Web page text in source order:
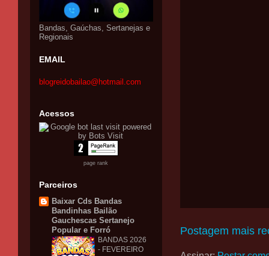
Postagem mais
Bandas, Gaúchas, Sertanejas e
Regionais
EMAIL
blogreidobailao@hotmail.com
Acessos
page rank
Parceiros
Baixar Cds Bandas
Bandinhas Bailão
Gauchescas Sertanejo
Popular e Forró
BANDAS 2026
- FEVEREIRO